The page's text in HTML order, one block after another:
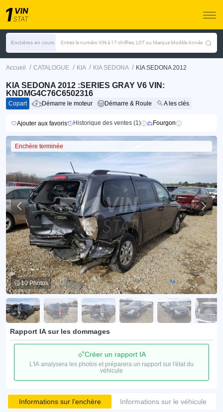
Enchères en cours Entrez le numéro VIN à 17 chiffres, LOT ou Marque Modèle Année
Accueil / CATALOGUE / KIA / KIA SEDONA / KIA SEDONA 2012
KIA SEDONA 2012 :SERIES GRAY V6 VIN:
KNDMG4C76C6502316
Copart Démarre le moteur Démarre & Roule A les clés
Ajouter aux favoris Historique des ventes (1) Fourgon
Enchère terminée
10 Photos
Rapport IA sur les dommages
Créer un rapport IA
L'IA analysera les photos et préparera un rapport sur l'état du
véhicule
Informations sur l’enchère Informations sur le véhicule